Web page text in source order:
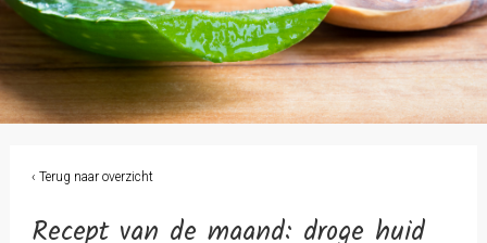
‹ Terug naar overzicht
Recept van de maand: droge huid